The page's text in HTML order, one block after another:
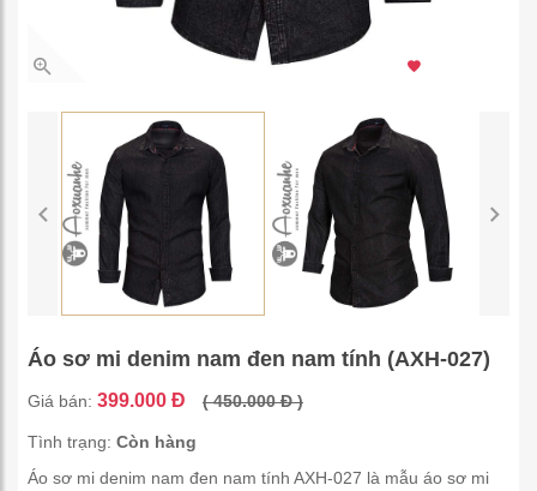
Áo sơ mi denim nam đen nam tính (AXH-027)
Giá bán: 399.000 Đ ( 450.000 Đ )
Tình trạng: Còn hàng
Áo sơ mi denim nam đen nam tính AXH-027 là mẫu áo sơ mi